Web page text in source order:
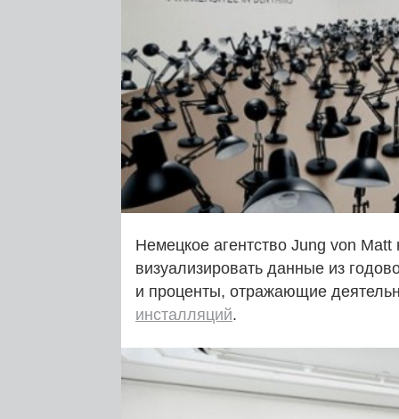
Немецкое агентство Jung von
визуализировать данные из
и проценты, отражающие
инсталляций.